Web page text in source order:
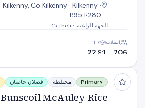
Co Kilkenny · Kilkenny ·
R95 R280
الجهة الراعية: Catholic
الطلاب
206
PTR
22.9:1
Bunscoil McAuley Rice
Primary مختلطة فصلان خاصان
Bunscoil McAuley Rice